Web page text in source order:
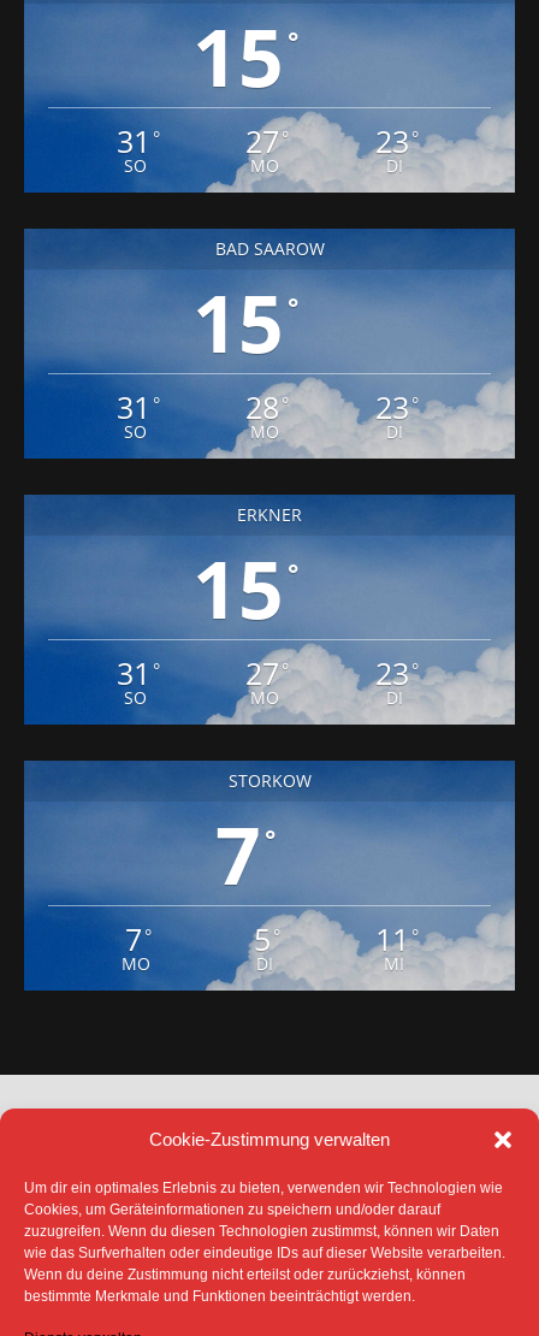
Cookie-Zustimmung verwalten
Um dir ein optimales Erlebnis zu bieten, verwenden wir Technologien wie
Cookies, um Geräteinformationen zu speichern und/oder darauf
zuzugreifen. Wenn du diesen Technologien zustimmst, können wir Daten
wie das Surfverhalten oder eindeutige IDs auf dieser Website verarbeiten.
Wenn du deine Zustimmung nicht erteilst oder zurückziehst, können
bestimmte Merkmale und Funktionen beeinträchtigt werden.
15 °
31 °
SO
27°
MO
23°
DI
BAD SAAROW
15 °
31 °
SO
28°
MO
23°
DI
ERKNER
15 °
31 °
SO
27°
MO
23°
DI
STORKOW
7°
7 °
MO
5°
DI
11°
MI
DATENSCHUTZ
IMPRESSUM
COOKIE-RICHTLINIE (EU)
SÄMTLICHE TEXTE, BILDER UND ANDERE
SOFERN NICHT ANDERS GEKENNZEICHNET- DEM